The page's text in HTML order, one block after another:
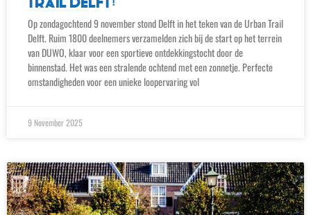
Op zondagochtend 9 november stond Delft in het teken van de Urban Trail
Delft. Ruim 1800 deelnemers verzamelden zich bij de start op het terrein
van DUWO, klaar voor een sportieve ontdekkingstocht door de
binnenstad. Het was een stralende ochtend met een zonnetje. Perfecte
omstandigheden voor een unieke loopervaring vol
9 November 2025